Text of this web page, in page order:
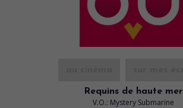
Requins de haute mer
V.O.: Mystery Submarine